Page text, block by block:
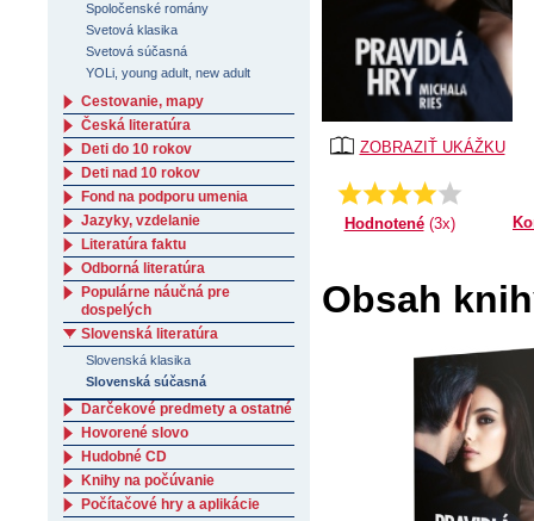
ZOBRAZIŤ UKÁŽKU
Priemer:
3.66666666666667
Hodnotené(3x)
Obsah
Spoločenské romány
Svetová klasika
Svetová súčasná
YOLi, young adult, new adult
Cestovanie, mapy
Česká literatúra
Deti do 10 rokov
Deti nad 10 rokov
Fond na podporu umenia
Jazyky, vzdelanie
Literatúra faktu
Odborná literatúra
Populárne náučná pre
dospelých
Slovenská literatúra
Slovenská klasika
Slovenská súčasná
Darčekové predmety a ostatné
Hovorené slovo
Hudobné CD
Knihy na počúvanie
Počítačové hry a aplikácie